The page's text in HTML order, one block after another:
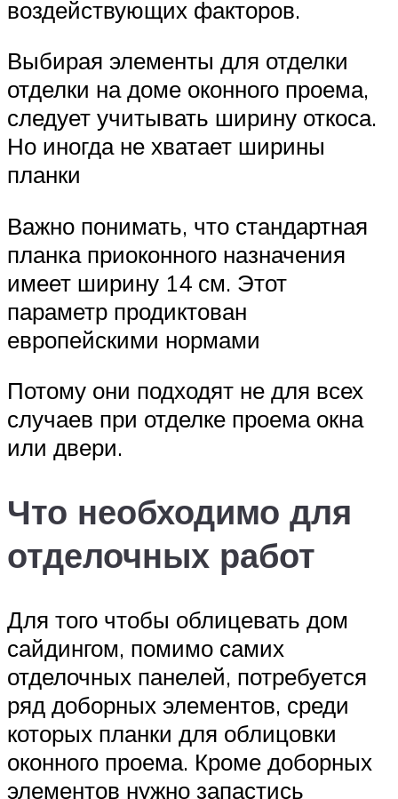
воздействующих факторов.
Выбирая элементы для отделки
отделки на доме оконного проема,
следует учитывать ширину откоса.
Но иногда не хватает ширины
планки
Важно понимать, что стандартная
планка приоконного назначения
имеет ширину 14 см. Этот
параметр продиктован
европейскими нормами
Потому они подходят не для всех
случаев при отделке проема окна
или двери.
Что необходимо для
отделочных работ
Для того чтобы облицевать дом
сайдингом, помимо самих
отделочных панелей, потребуется
ряд доборных элементов, среди
которых планки для облицовки
оконного проема. Кроме доборных
элементов нужно запастись